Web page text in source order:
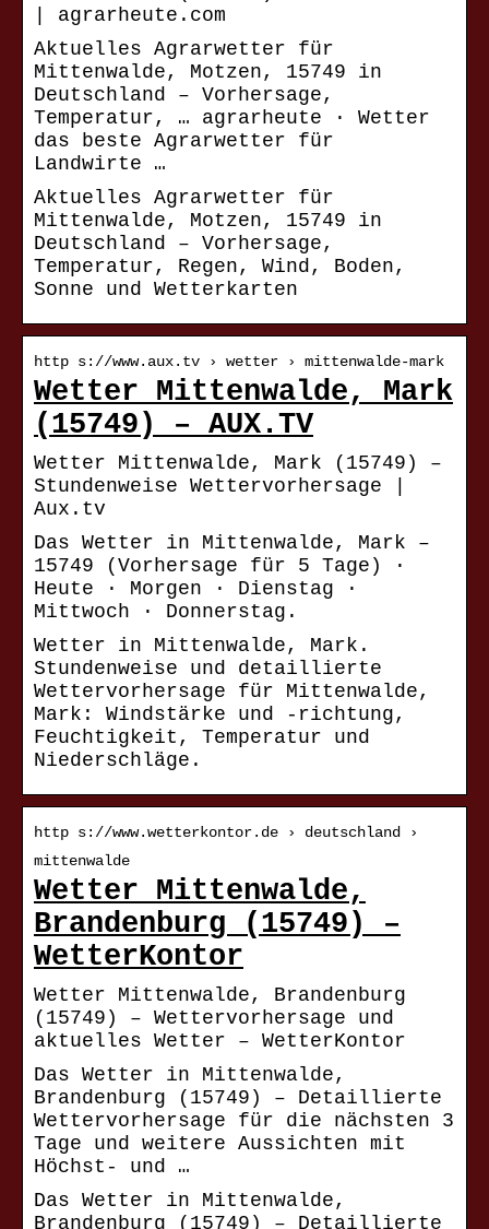
| agrarheute.com
Aktuelles Agrarwetter für
Mittenwalde, Motzen, 15749 in
Deutschland – Vorhersage,
Temperatur, … agrarheute · Wetter
das beste Agrarwetter für
Landwirte …
Aktuelles Agrarwetter für
Mittenwalde, Motzen, 15749 in
Deutschland – Vorhersage,
Temperatur, Regen, Wind, Boden,
Sonne und Wetterkarten
http s://www.aux.tv › wetter › mittenwalde-mark
Wetter Mittenwalde, Mark
(15749) – AUX.TV
Wetter Mittenwalde, Mark (15749) –
Stundenweise Wettervorhersage |
Aux.tv
Das Wetter in Mittenwalde, Mark –
15749 (Vorhersage für 5 Tage) ·
Heute · Morgen · Dienstag ·
Mittwoch · Donnerstag.
Wetter in Mittenwalde, Mark.
Stundenweise und detaillierte
Wettervorhersage für Mittenwalde,
Mark: Windstärke und -richtung,
Feuchtigkeit, Temperatur und
Niederschläge.
http s://www.wetterkontor.de › deutschland ›
mittenwalde
Wetter Mittenwalde,
Brandenburg (15749) –
WetterKontor
Wetter Mittenwalde, Brandenburg
(15749) – Wettervorhersage und
aktuelles Wetter – WetterKontor
Das Wetter in Mittenwalde,
Brandenburg (15749) – Detaillierte
Wettervorhersage für die nächsten 3
Tage und weitere Aussichten mit
Höchst- und …
Das Wetter in Mittenwalde,
Brandenburg (15749) – Detaillierte